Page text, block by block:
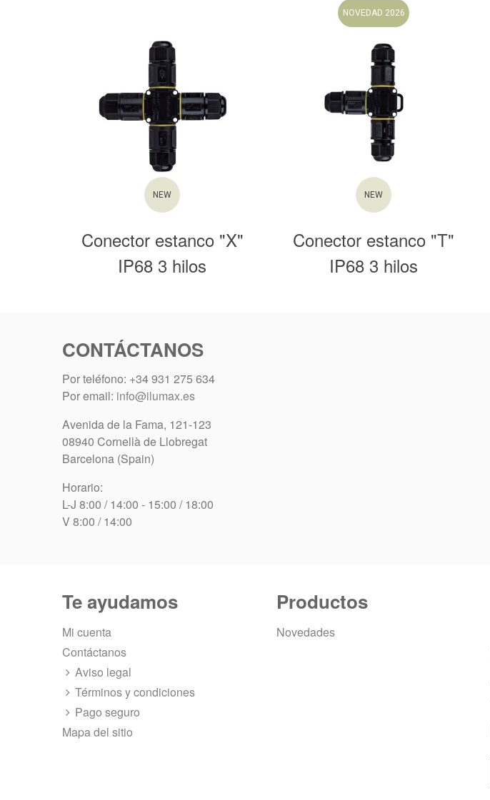
NEW
Conector estanco "X"
IP68 3 hilos
NOVEDAD 2026
NEW
Conector estanco "T"
IP68 3 hilos
CONTÁCTANOS
Por teléfono: +34 931 275 634
Por email: info@ilumax.es
Avenida de la Fama, 121-123
08940 Cornellà de Llobregat
Barcelona (Spain)
Horario:
L-J 8:00 / 14:00 - 15:00 / 18:00
V 8:00 / 14:00
Te ayudamos
Mi cuenta
Contáctanos
Aviso legal
Términos y condiciones
Pago seguro
Mapa del sitio
Productos
Novedades